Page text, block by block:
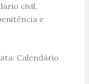
civil,
e
Calendário